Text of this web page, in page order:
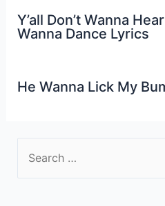
Y’all Don’t Wanna
Wanna Dance Lyrics
He Wanna Lick My